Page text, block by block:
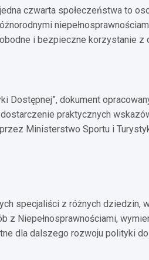
czwarta społeczeństwa to
i bezpieczne korzystanie z
Dostępnej”, dokument
praktycznych
Ministerstwo Sportu i
specjaliści z różnych dziedzin,
z Niepełnosprawnościami,
dla dalszego rozwoju polityki